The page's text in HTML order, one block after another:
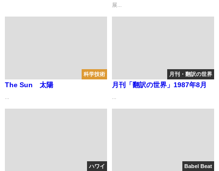
展...
科学技術
The Sun 太陽
月刊・翻訳の世界
月刊「翻訳の世界」1987年8月
ハワイ Babel Beat